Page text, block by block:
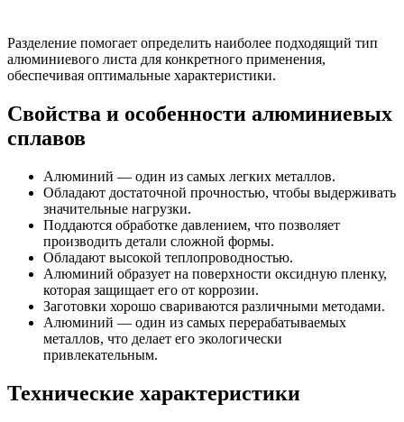
Разделение помогает определить наиболее подходящий тип
алюминиевого листа для конкретного применения,
обеспечивая оптимальные характеристики.
Свойства и особенности алюминиевых
сплавов
Алюминий — один из самых легких металлов.
Обладают достаточной прочностью, чтобы выдерживать
значительные нагрузки.
Поддаются обработке давлением, что позволяет
производить детали сложной формы.
Обладают высокой теплопроводностью.
Алюминий образует на поверхности оксидную пленку,
которая защищает его от коррозии.
Заготовки хорошо свариваются различными методами.
Алюминий — один из самых перерабатываемых
металлов, что делает его экологически
привлекательным.
Технические характеристики